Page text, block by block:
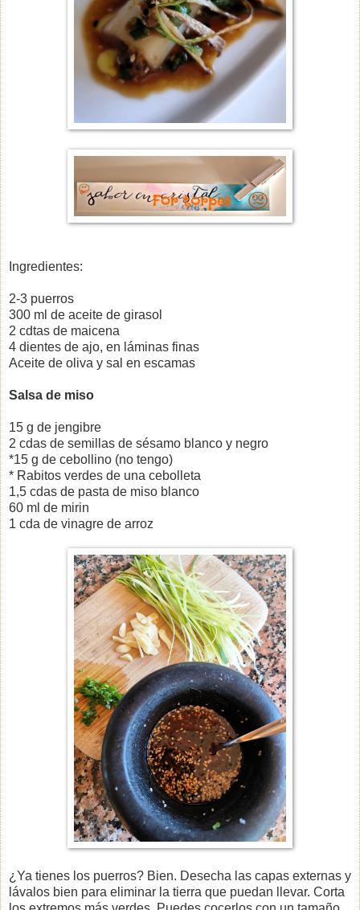
Ingredientes:
2-3 puerros
300 ml de aceite de girasol
2 cdtas de maicena
4 dientes de ajo, en láminas finas
Aceite de oliva y sal en escamas
Salsa de miso
15 g de jengibre
2 cdas de semillas de sésamo blanco y negro
*15 g de cebollino (no tengo)
* Rabitos verdes de una cebolleta
1,5 cdas de pasta de miso blanco
60 ml de mirin
1 cda de vinagre de arroz
¿Ya tienes los puerros? Bien. Desecha las capas externas y
lávalos bien para eliminar la tierra que puedan llevar. Corta